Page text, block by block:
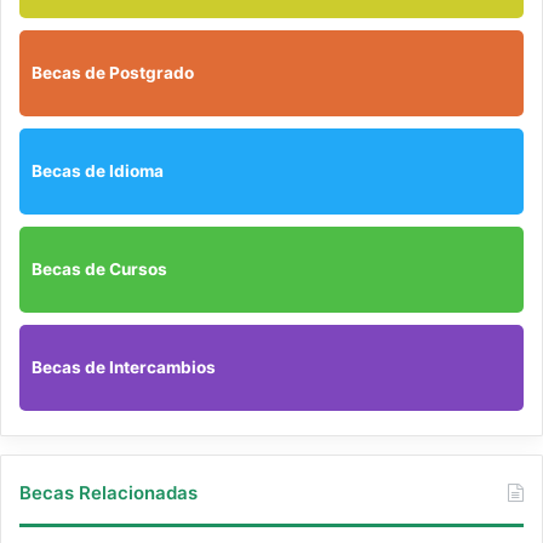
Descripción
Gobierno
Contacto
Becas de Postgrado
Becas de Idioma
Becas de Cursos
Becas de Intercambios
Becas Relacionadas